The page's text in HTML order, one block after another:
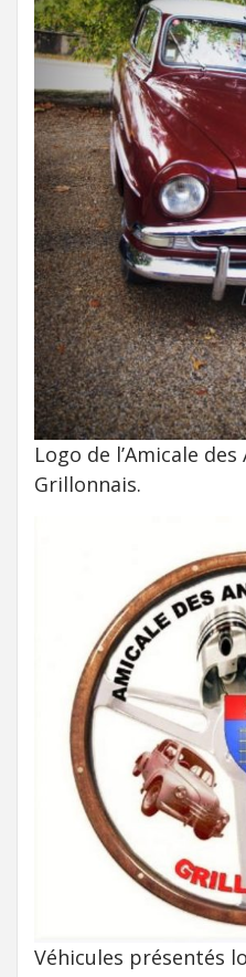
Logo de l’Amicale
Grillonnais.
Véhicules présentés